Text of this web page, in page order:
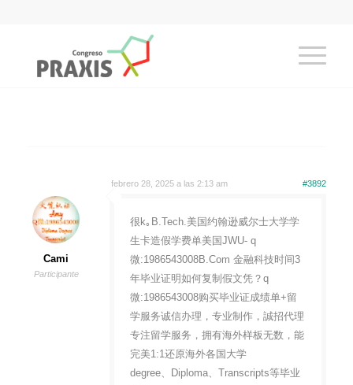
febrero 28, 2025 a las 2:13 am #3892
Cami
Participante
很k｡B.Tech.美国约翰逊威尔士大学学
生卡造假学费单美国JWU- q
微:1986543008B.Com 金融科技时间3
年毕业证明如何复制假文凭？q
微:1986543008购买毕业证成绩单+留
学服务诚信办理，专业制作，誠招代理
专注留学服务，拥有海外样板无数，能
完美1:1还原海外各国大学
degree、Diploma、Transcripts等毕业